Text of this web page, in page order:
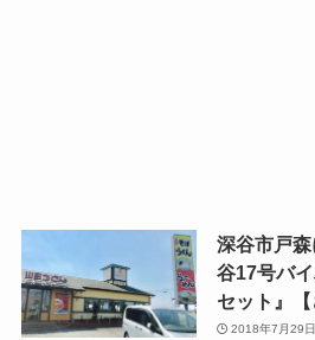
深谷市戸
谷17号バ
セット』【
2018年7月29日